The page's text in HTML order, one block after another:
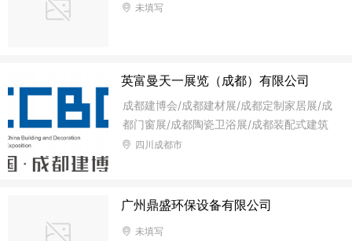
未填写
英富曼天一展览（成都）有限公司
成都建博会/成都建材展/成都定制家居展/成
都门窗展/成都陶瓷卫浴展/成都装配式建筑
展/成都暖通展/成都涂料展/成都园林与景观
端家电展
四川成都市
广州鼎盛环保设备有限公司
未填写